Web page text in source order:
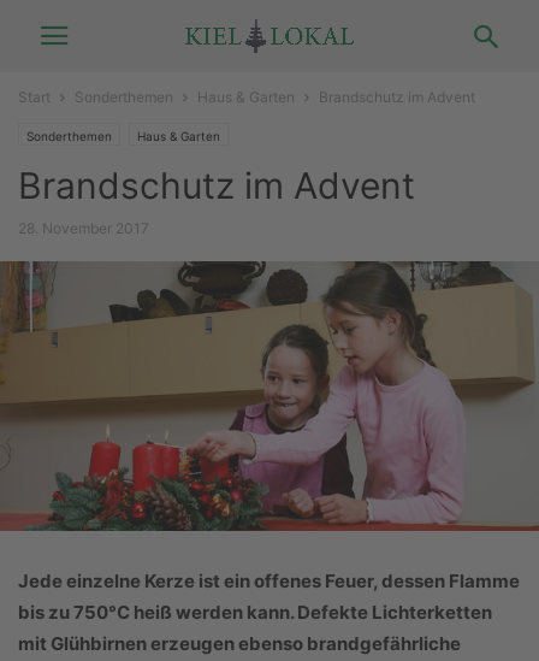
Start Sonderthemen Haus & Garten Brandschutz im Advent
Sonderthemen Haus & Garten
Brandschutz im Advent
28. November 2017
Jede einzelne Kerze ist ein offenes Feuer, dessen Flamme
bis zu 750°C heiß werden kann. Defekte Lichterketten
mit Glühbirnen erzeugen ebenso brandgefährliche